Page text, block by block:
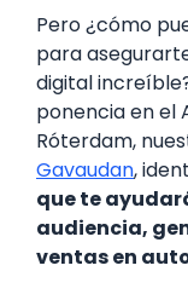
Pero ¿cómo
para
digital
ponencia en el
Róterdam,
Gavaudan,
que te
audiencia,
ventas en